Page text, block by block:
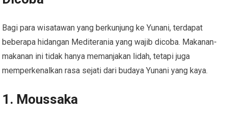
Bagi para wisatawan yang berkunjung ke Yunani, terdapat
beberapa hidangan Mediterania yang wajib dicoba. Makanan-
makanan ini tidak hanya memanjakan lidah, tetapi juga
memperkenalkan rasa sejati dari budaya Yunani yang kaya.
1. Moussaka